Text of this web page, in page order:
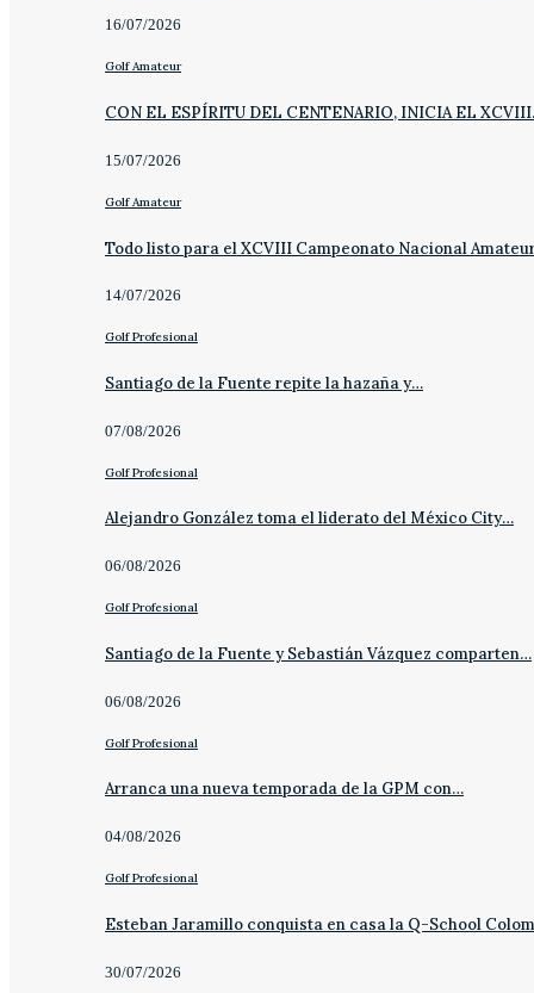
16/07/2026
Golf Amateur
CON EL ESPÍRITU DEL CENTENARIO, INICIA EL
15/07/2026
Golf Amateur
Todo listo para el XCVIII Campeonato Nacional
14/07/2026
Golf Profesional
Santiago de la Fuente repite la hazaña y…
07/08/2026
Golf Profesional
Alejandro González toma el liderato del México City…
06/08/2026
Golf Profesional
Santiago de la Fuente y Sebastián Vázquez comparten…
06/08/2026
Golf Profesional
Arranca una nueva temporada de la GPM con…
04/08/2026
Golf Profesional
Esteban Jaramillo conquista en casa la Q-School
30/07/2026